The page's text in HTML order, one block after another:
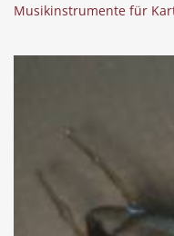
Musikinstrumente für